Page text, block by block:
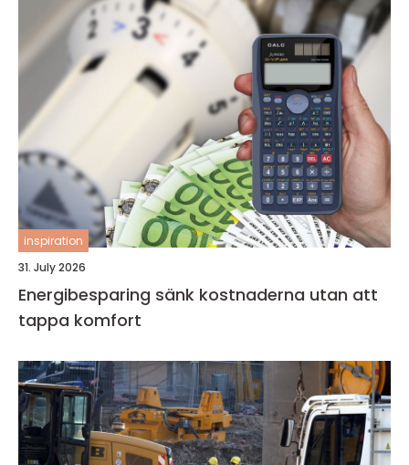
inspiration
31. July 2026
Energibesparing sänk kostnaderna utan att
tappa komfort